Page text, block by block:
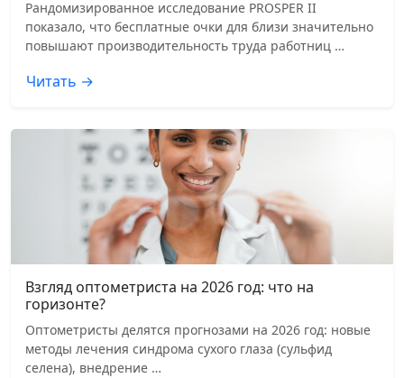
Рандомизированное исследование PROSPER II
показало, что бесплатные очки для близи значительно
повышают производительность труда работниц …
Читать →
Взгляд оптометриста на 2026 год: что на
горизонте?
Оптометристы делятся прогнозами на 2026 год: новые
методы лечения синдрома сухого глаза (сульфид
селена), внедрение …